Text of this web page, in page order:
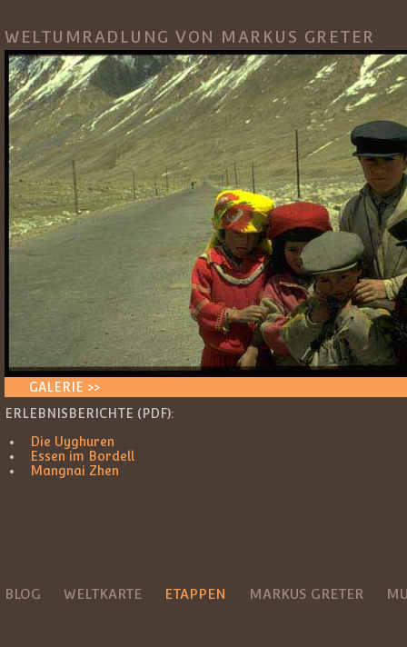
WELTUMRADLUNG VON MARKUS GRETER
BLOG WELTKARTE ETAPPEN MARKUS GRETER
GALERIE >>
ERLEBNISBERICHTE (PDF):
Die Uyghuren
Essen im Bordell
Mangnai Zhen